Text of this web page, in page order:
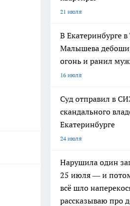
21 июля
В Екатеринбурге
Малышева
огонь и ранил
16 июля
Суд отправил в
скандального
Екатеринбурге
24 июля
Нарушила один
25 июля — и
всё шло
рассказываю про